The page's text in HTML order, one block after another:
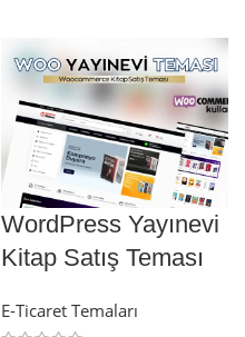
WordPress Yayınevi
Kitap Satış Teması
E-Ticaret Temaları